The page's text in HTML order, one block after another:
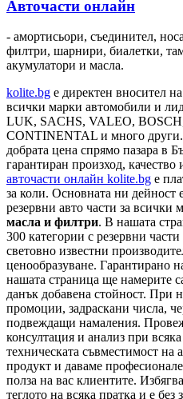
Авточасти онлайн
- амортисьори, съединител,
филтри, шарнири, биалетки,
акумулатори и масла.
kolite.bg e директен вносител
всички марки автомобили и
LUK, SACHS, VALEO,
CONTINENTAL и много
добрата цена спрямо пазара в
гарантиран произход, качество
авточасти онлайн kolite.bg е
за коли. Основната ни дейност
резервни авто части за всички
масла и филтри. В нашата
300 категории с резервни части
световно известни
ценообразуване. Гарантирано
нашата страница ще намерите
данък добавена стойност. При
промоции, задраскани числа,
подвеждащи намаления.
консултация и анализ при
техническата съвместимост на
продукт и даваме
полза на вас клиентите.
теглото на всяка пратка и е